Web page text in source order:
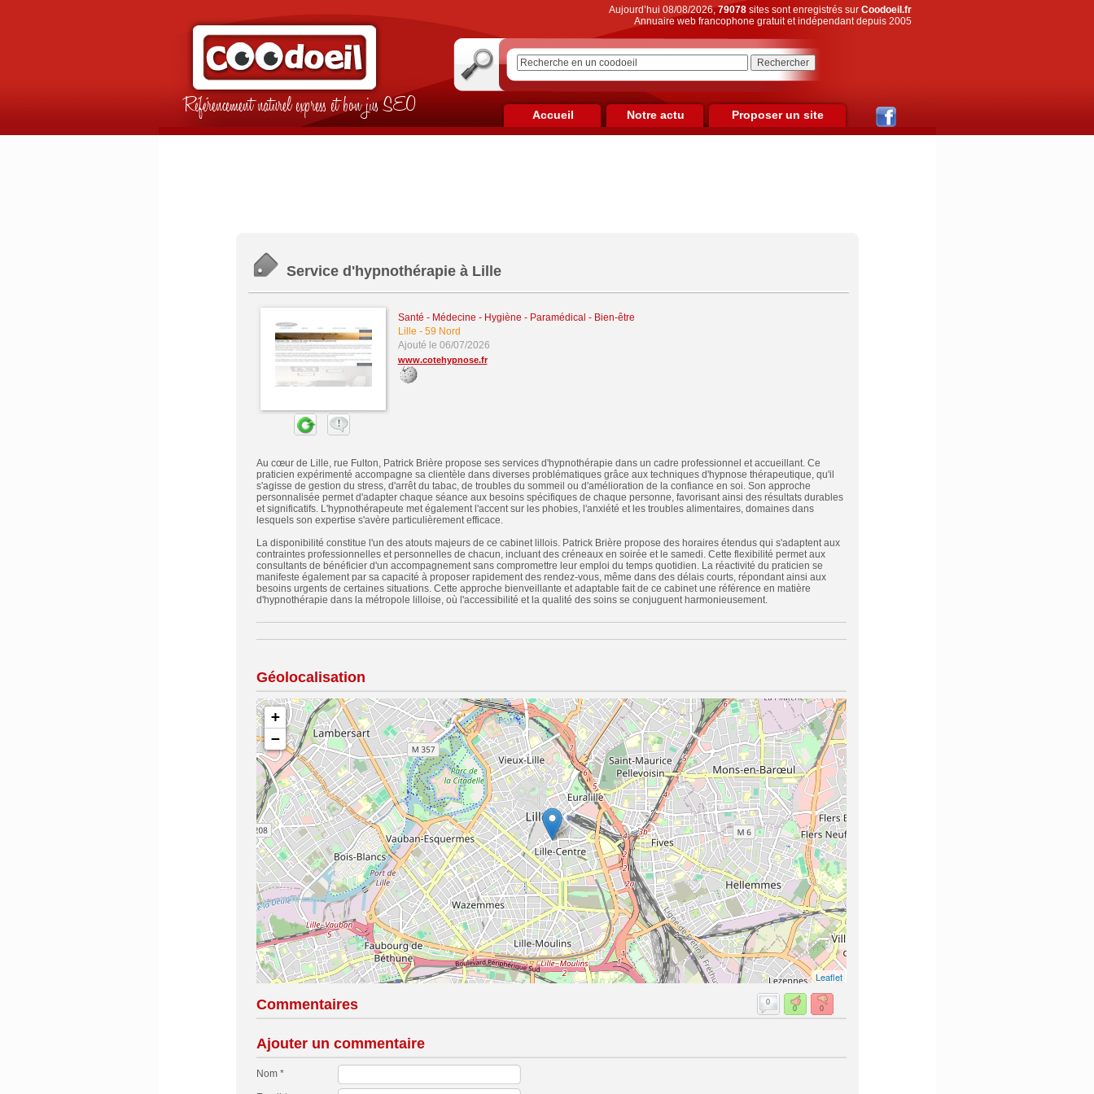
Référencement naturel express et bon jus SEO
Aujourd’hui 08/08/2026,79078sites sont enregistrés sur Coodoeil.fr
Annuaire web francophone gratuit et indépendant depuis 2005
Accueil Notre actu Proposer un site
Service d'hypnothérapie à Lille
Santé - Médecine - Hygiène - Paramédical - Bien-être
Lille - 59 Nord
Ajouté le 06/07/2026
www.cotehypnose.fr
Au cœur de Lille, rue Fulton, Patrick Brière propose ses services d'hypnothérapie dans un cadre professionnel et accueillant. Ce
praticien expérimenté accompagne sa clientèle dans diverses problématiques grâce aux techniques d'hypnose thérapeutique, qu'il
s'agisse de gestion du stress, d'arrêt du tabac, de troubles du sommeil ou d'amélioration de la confiance en soi. Son approche
personnalisée permet d'adapter chaque séance aux besoins spécifiques de chaque personne, favorisant ainsi des résultats durables
et significatifs. L'hypnothérapeute met également l'accent sur les phobies, l'anxiété et les troubles alimentaires, domaines dans
lesquels son expertise s'avère particulièrement efficace.
La disponibilité constitue l'un des atouts majeurs de ce cabinet lillois. Patrick Brière propose des horaires étendus qui s'adaptent aux
contraintes professionnelles et personnelles de chacun, incluant des créneaux en soirée et le samedi. Cette flexibilité permet aux
consultants de bénéficier d'un accompagnement sans compromettre leur emploi du temps quotidien. La réactivité du praticien se
manifeste également par sa capacité à proposer rapidement des rendez-vous, même dans des délais courts, répondant ainsi aux
besoins urgents de certaines situations. Cette approche bienveillante et adaptable fait de ce cabinet une référence en matière
d'hypnothérapie dans la métropole lilloise, où l'accessibilité et la qualité des soins se conjuguent harmonieusement.
Géolocalisation
+
−
Leaflet
Commentaires
0
0
0
Ajouter un commentaire
Nom *